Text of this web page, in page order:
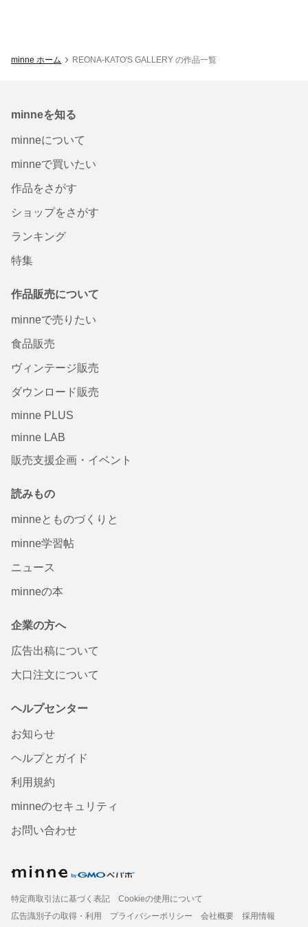
minne ホーム REONA-KATO'S GALLERY の作品一覧
minneを知る
minneについて
minneで買いたい
作品をさがす
ショップをさがす
ランキング
特集
作品販売について
minneで売りたい
食品販売
ヴィンテージ販売
ダウンロード販売
minne PLUS
minne LAB
販売支援企画・イベント
読みもの
minneとものづくりと
minne学習帖
ニュース
minneの本
企業の方へ
広告出稿について
大口注文について
ヘルプセンター
お知らせ
ヘルプとガイド
利用規約
minneのセキュリティ
お問い合わせ
特定商取引法に基づく表記
Cookieの使用について
広告識別子の取得・利用
プライバシーポリシー 会社概要
採用情報